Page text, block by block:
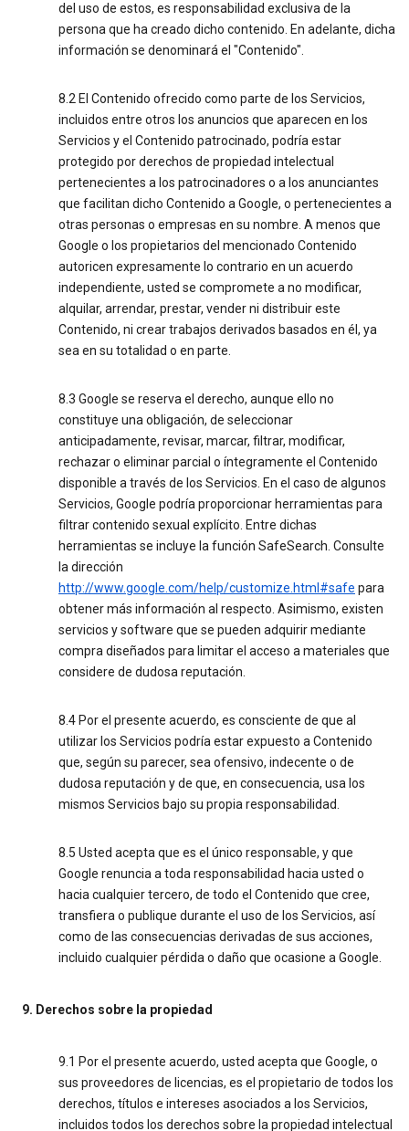
del uso de estos, es responsabilidad exclusiva de la
persona que ha creado dicho contenido. En adelante, dicha
información se denominará el "Contenido".
8.2 El Contenido ofrecido como parte de los Servicios,
incluidos entre otros los anuncios que aparecen en los
Servicios y el Contenido patrocinado, podría estar
protegido por derechos de propiedad intelectual
pertenecientes a los patrocinadores o a los anunciantes
que facilitan dicho Contenido a Google, o pertenecientes a
otras personas o empresas en su nombre. A menos que
Google o los propietarios del mencionado Contenido
autoricen expresamente lo contrario en un acuerdo
independiente, usted se compromete a no modificar,
alquilar, arrendar, prestar, vender ni distribuir este
Contenido, ni crear trabajos derivados basados en él, ya
sea en su totalidad o en parte.
8.3 Google se reserva el derecho, aunque ello no
constituye una obligación, de seleccionar
anticipadamente, revisar, marcar, filtrar, modificar,
rechazar o eliminar parcial o íntegramente el Contenido
disponible a través de los Servicios. En el caso de algunos
Servicios, Google podría proporcionar herramientas para
filtrar contenido sexual explícito. Entre dichas
herramientas se incluye la función SafeSearch. Consulte
la dirección
http://www.google.com/help/customize.html#safe para
obtener más información al respecto. Asimismo, existen
servicios y software que se pueden adquirir mediante
compra diseñados para limitar el acceso a materiales que
considere de dudosa reputación.
8.4 Por el presente acuerdo, es consciente de que al
utilizar los Servicios podría estar expuesto a Contenido
que, según su parecer, sea ofensivo, indecente o de
dudosa reputación y de que, en consecuencia, usa los
mismos Servicios bajo su propia responsabilidad.
8.5 Usted acepta que es el único responsable, y que
Google renuncia a toda responsabilidad hacia usted o
hacia cualquier tercero, de todo el Contenido que cree,
transfiera o publique durante el uso de los Servicios, así
como de las consecuencias derivadas de sus acciones,
incluido cualquier pérdida o daño que ocasione a Google.
9. Derechos sobre la propiedad
9.1 Por el presente acuerdo, usted acepta que Google, o
sus proveedores de licencias, es el propietario de todos los
derechos, títulos e intereses asociados a los Servicios,
incluidos todos los derechos sobre la propiedad intelectual